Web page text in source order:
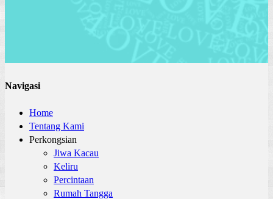
Navigasi
Home
Tentang Kami
Perkongsian
Jiwa Kacau
Keliru
Percintaan
Rumah Tangga